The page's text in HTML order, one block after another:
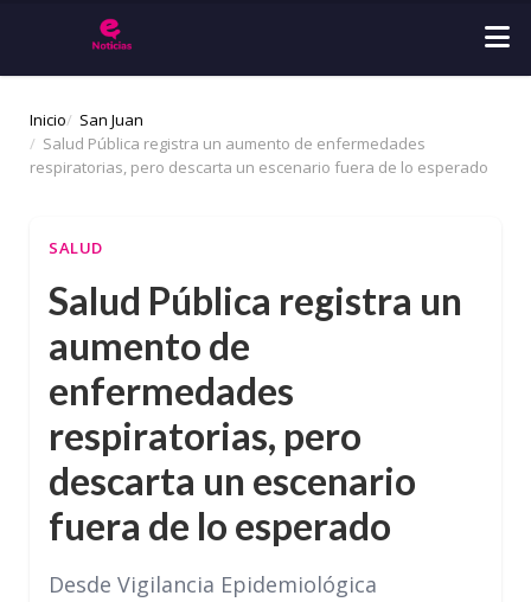
Inicio
San Juan
Salud Pública registra un aumento de enfermedades
respiratorias, pero descarta un escenario fuera de lo esperado
SALUD
Salud Pública registra un
aumento de
enfermedades
respiratorias, pero
descarta un escenario
fuera de lo esperado
Desde Vigilancia Epidemiológica